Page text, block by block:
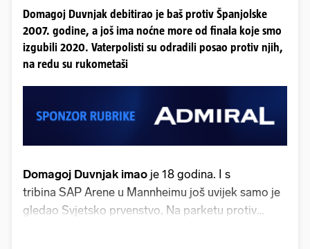
Domagoj Duvnjak debitirao je baš protiv Španjolske
2007. godine, a još ima noćne more od finala koje smo
izgubili 2020. Vaterpolisti su odradili posao protiv njih,
na redu su rukometaši
Domagoj Duvnjak imao je 18 godina. I s
tribina SAP Arene u Mannheimu još uvijek samo je
gledao Svjetsko prvenstvo. Na parketu protiv